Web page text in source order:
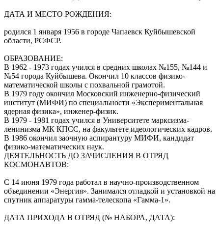
ДАТА И МЕСТО РОЖДЕНИЯ:
родился 1 января 1956 в городе Чапаевск Куйбышевской
области, РСФСР.
ОБРАЗОВАНИЕ:
В 1962 - 1973 годах учился в средних школах №155, №144 и
№54 города Куйбышева. Окончил 10 классов физико-
математической школы с похвальной грамотой.
В 1979 году окончил Московский инженерно-физический
институт (МИФИ) по специальности «Экспериментальная
ядерная физика», инженер-физик.
В 1979 - 1981 годах учился в Университете марксизма-
ленинизма МК КПСС, на факультете идеологических кадров.
В 1986 окончил заочную аспирантуру МИФИ, кандидат
физико-математических наук.
ДЕЯТЕЛЬНОСТЬ ДО ЗАЧИСЛЕНИЯ В ОТРЯД
КОСМОНАВТОВ:
С 14 июня 1979 года работал в научно-производственном
объединении «Энергия». Занимался отладкой и установкой на
спутник аппаратуры гамма-телескопа «Гамма-1».
ДАТА ПРИХОДА В ОТРЯД (№ НАБОРА, ДАТА):